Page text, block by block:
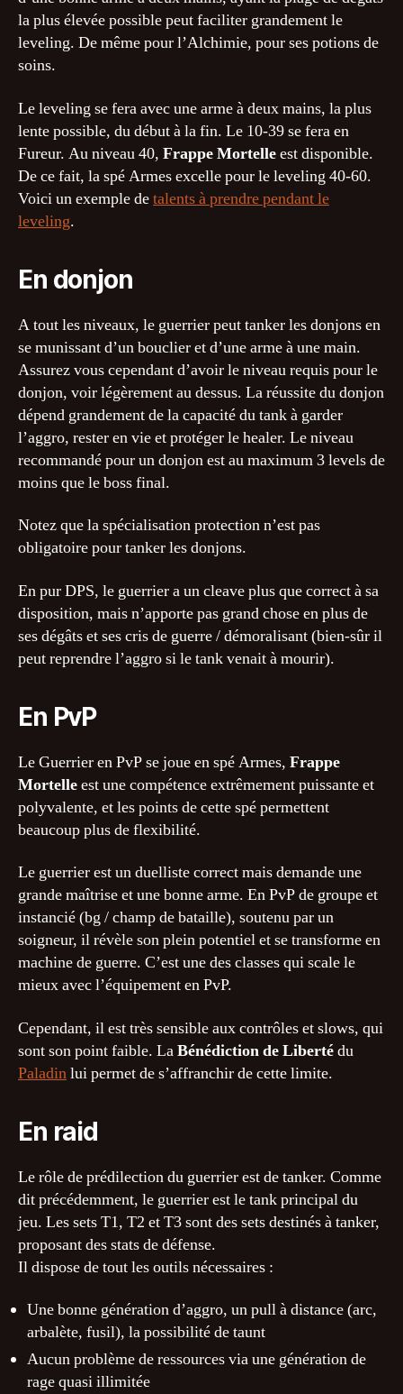
la plus élevée possible peut faciliter grandement le
leveling. De même pour l’Alchimie, pour ses potions de
soins.
Le leveling se fera avec une arme à deux mains, la plus
lente possible, du début à la fin. Le 10-39 se fera en
Fureur. Au niveau 40, Frappe Mortelleest disponible.
De ce fait, la spé Armes excelle pour le leveling 40-60.
Voici un exemple detalents à prendre pendant le
leveling.
En donjon
A tout les niveaux, le guerrier peut tanker les donjons en
se munissant d’un bouclier et d’une arme à une main.
Assurez vous cependant d’avoir le niveau requis pour le
donjon, voir légèrement au dessus. La réussite du donjon
dépend grandement de la capacité du tank à garder
l’aggro, rester en vie et protéger le healer. Le niveau
recommandé pour un donjon est au maximum 3 levels de
moins que le boss final.
Notez que la spécialisation protection n’est pas
obligatoire pour tanker les donjons.
En pur DPS, le guerrier a un cleave plus que correct à sa
disposition, mais n’apporte pas grand chose en plus de
ses dégâts et ses cris de guerre / démoralisant (bien-sûr il
peut reprendre l’aggro si le tank venait à mourir).
En PvP
Le Guerrier en PvP se joue en spé Armes, Frappe
Mortelleest une compétence extrêmement puissante et
polyvalente, et les points de cette spé permettent
beaucoup plus de flexibilité.
Le guerrier est un duelliste correct mais demande une
grande maîtrise et une bonne arme. En PvP de groupe et
instancié (bg / champ de bataille), soutenu par un
soigneur, il révèle son plein potentiel et se transforme en
machine de guerre. C’est une des classes qui scale le
mieux avec l’équipement en PvP.
Cependant, il est très sensible aux contrôles et slows, qui
sont son point faible. LaBénédiction de Libertédu
Paladinlui permet de s’affranchir de cette limite.
En raid
Le rôle de prédilection du guerrier est de tanker. Comme
dit précédemment, le guerrier est le tank principal du
jeu. Les sets T1, T2 et T3 sont des sets destinés à tanker,
proposant des stats de défense.
Il dispose de tout les outils nécessaires :
Une bonne génération d’aggro, un pull à distance (arc,
arbalète, fusil), la possibilité de taunt
Aucun problème de ressources via une génération de
rage quasi illimitée